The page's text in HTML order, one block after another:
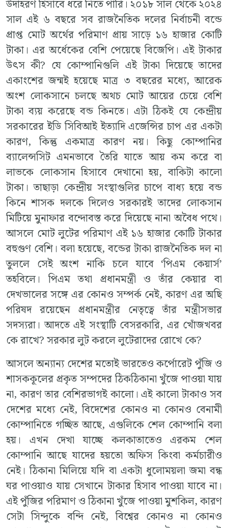
উদাহরণ হিসাবে ধরে নিতে পারি। ২০১৮ সাল থেকে ২০২৪
সাল এই ৬ বছরে সব রাজনৈতিক দলের নির্বাচনী বন্ডে
প্রাপ্ত মোট অর্থের পরিমাণ প্রায় সাড়ে ১৬ হাজার কোটি
টাকা। এর অর্ধেকের বেশি পেয়েছে বিজেপি। এই টাকার
উৎস কী? যে কোম্পানিগুলি এই টাকা দিয়েছে তাদের
একাংশের জন্মই হয়েছে মাত্র ৩ বছরের মধ্যে, আরেক
অংশ লোকসানে চলছে অথচ মোট আয়ের চেয়ে বেশি
টাকা ব্যয় করেছে বন্ড কিনতে। এটা ঠিকই যে কেন্দ্রীয়
সরকারের ইডি সিবিআই ইত্যাদি এজেন্সির চাপ এর একটা
কারণ, কিন্তু একমাত্র কারণ নয়। কিছু কোম্পানির
ব্যালেন্সসিট এমনভাবে তৈরি যাতে আয় কম করে বা
লাভকে লোকসান হিসাবে দেখানো হয়, বাকিটা কালো
টাকা। তাছাড়া কেন্দ্রীয় সংস্থাগুলির চাপে বাধ্য হয়ে বন্ড
কিনে শাসক দলকে দিলেও সরকারই তাদের লোকসান
মিটিয়ে মুনাফার বন্দোবস্ত করে দিয়েছে নানা অবৈধ পথে।
আসলে মোট লুটের পরিমাণ এই ১৬ হাজার কোটি টাকার
বহুগুণ বেশি। বলা হয়েছে, বন্ডের টাকা রাজনৈতিক দল না
তুললে সেই অংশ নাকি চলে যাবে ‘পিএম কেয়ার্স’
তহবিলে। পিএম তথা প্রধানমন্ত্রী ও তাঁর কেয়ার বা
দেখভালের সঙ্গে এর কোনও সম্পর্ক নেই, কারণ এর অছি
পরিষদ রয়েছেন প্রধানমন্ত্রীর নেতৃত্বে তাঁর মন্ত্রীসভার
সদস্যরা। আদতে এই সংস্থাটি বেসরকারি, এর খোঁজখবর
কে রাখে? সরকার লুট করলে লুটেরাদের রোখে কে?
আসলে অন্যান্য দেশের মতোই ভারতেও কর্পোরেট পুঁজি ও
শাসককূলের প্রকৃত সম্পদের ঠিকঠিকানা খুঁজে পাওয়া যায়
না, কারণ তার বেশিরভাগই কালো। এই কালো টাকাও সব
দেশের মধ্যে নেই, বিদেশের কোনও না কোনও বেনামী
কোম্পানিতে গচ্ছিত আছে, এগুলিকে শেল কোম্পানি বলা
হয়। এখন দেখা যাচ্ছে কলকাতাতেও এরকম শেল
কোম্পানি আছে যাদের হয়তো অফিস কিংবা কর্মচারীও
নেই। ঠিকানা মিলিয়ে যদি বা একটা ধুলোময়লা জমা বন্ধ
ঘর পাওয়াও যায় সেখানে টাকার হিসাব পাওয়া যাবে না।
এই পুঁজির পরিমাণ ও ঠিকানা খুঁজে পাওয়া মুশকিল, কারণ
সেটা সিন্দুকে বন্দি নেই, বিশ্বের কোনও না কোনও